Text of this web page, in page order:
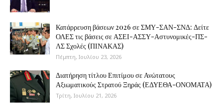
Κατάρρευση βάσεων 2026 σε ΣΜΥ-ΣΑΝ-ΣΝΔ: Δείτε
ΟΛΕΣ τις βάσεις σε ΑΣΕΙ-ΑΣΣΥ-Αστυνομικές-ΠΣ-
ΛΣ Σχολές (ΠΙΝΑΚΑΣ)
Πέμπτη, Ιουλίου 23, 2026
Διατήρηση τίτλου Επιτίμου σε Ανώτατους
Αξιωματικούς Στρατού Ξηράς (ΕΔΥΕΘΑ-ΟΝΟΜΑΤΑ)
Τρίτη, Ιουλίου 21, 2026